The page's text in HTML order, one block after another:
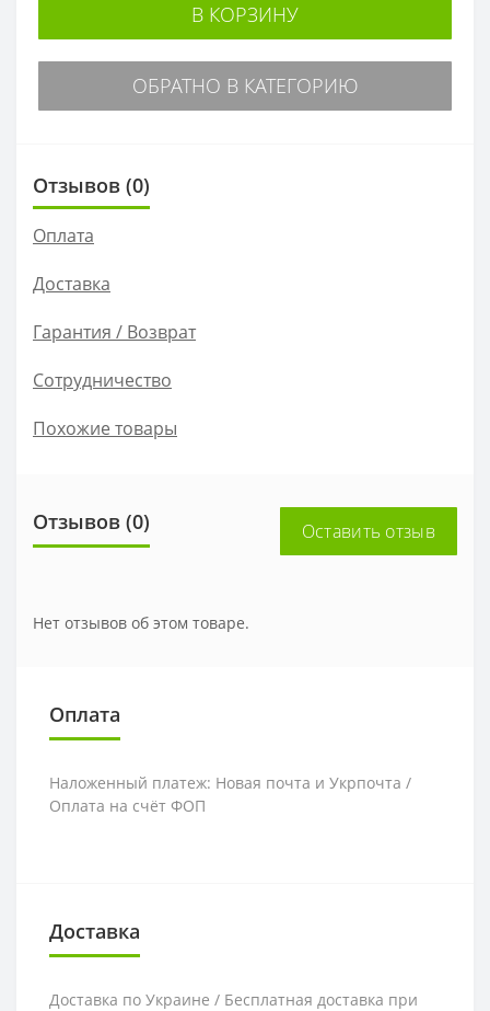
В КОРЗИНУ
ОБРАТНО В КАТЕГОРИЮ
Отзывов (0)
Оплата
Доставка
Гарантия / Возврат
Сотрудничество
Похожие товары
Отзывов (0) Оставить отзыв
Нет отзывов об этом товаре.
Оплата
Наложенный платеж: Новая почта и Укрпочта /
Оплата на счёт ФОП
Доставка
Доставка по Украине / Бесплатная доставка при